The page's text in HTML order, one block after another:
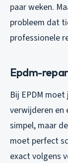
paar weken.
probleem dat
professionele
Epdm-
Bij EPDM
verwijderen en
simpel, maar
moet perfect
exact volgens